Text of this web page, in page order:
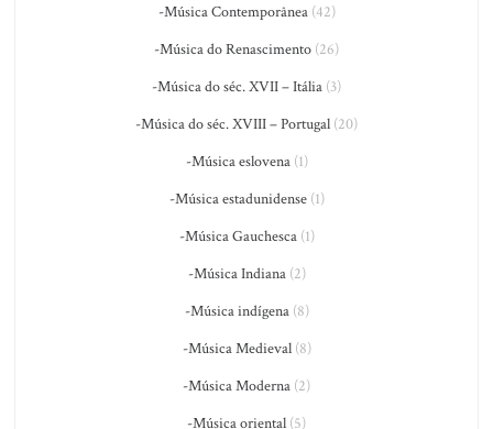
-Música Contemporânea(42)
-Música do Renascimento (26)
-Música do séc. XVII – Itália (3)
-Música do séc. XVIII – Portugal (20)
-Música eslovena(1)
-Música estadunidense(1)
-Música Gauchesca(1)
-Música Indiana(2)
-Música indígena(8)
-Música Medieval(8)
-Música Moderna (2)
-Música oriental (5)